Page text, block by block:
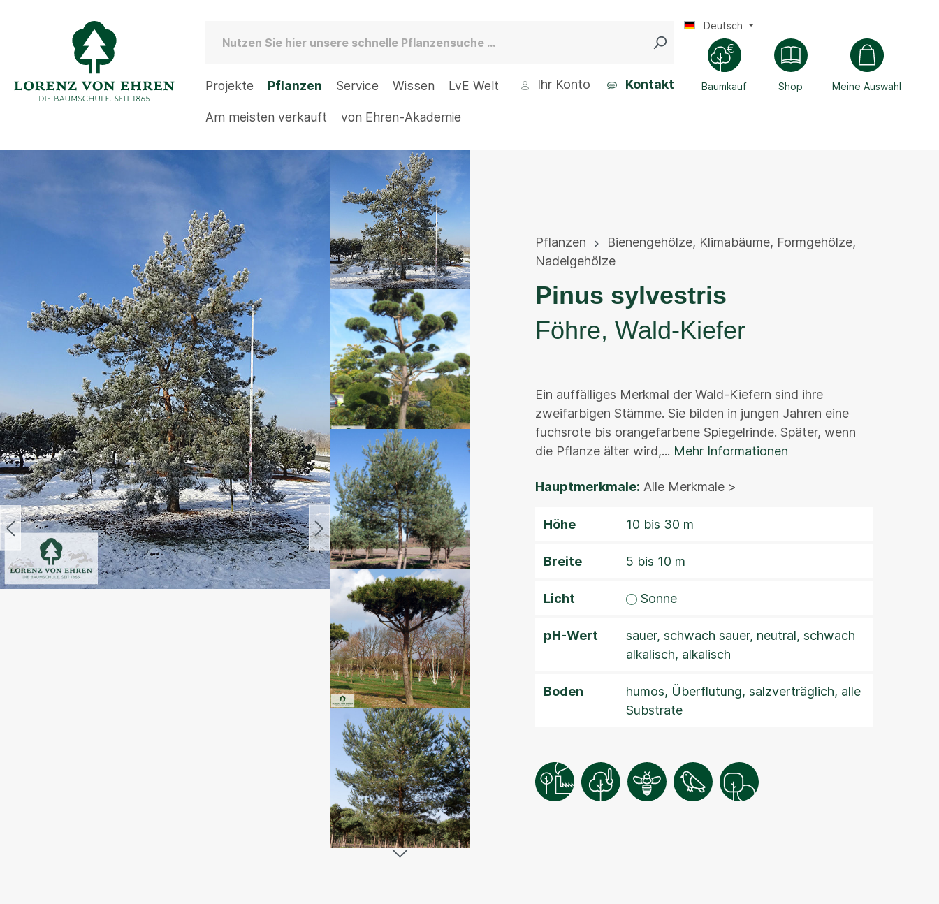
Projekte Pflanzen Service Wissen LvE Welt
Am meisten verkauft von Ehren-Akademie
Ihr Konto Kontakt Baumkauf Shop Meine Auswahl
Deutsch
Pflanzen Bienengehölze, Klimabäume, Formgehölze,
Nadelgehölze
Pinus sylvestris
Föhre, Wald-Kiefer
Ein auffälliges Merkmal der Wald-Kiefern sind ihre
zweifarbigen Stämme. Sie bilden in jungen Jahren eine
fuchsrote bis orangefarbene Spiegelrinde. Später, wenn
die Pflanze älter wird,... Mehr Informationen
Hauptmerkmale: Alle Merkmale >
Höhe 10 bis 30 m
Breite 5 bis 10 m
Licht Sonne
pH-Wert
sauer, schwach sauer, neutral, schwach
alkalisch, alkalisch
Boden
humos, Überflutung, salzverträglich, alle
Substrate